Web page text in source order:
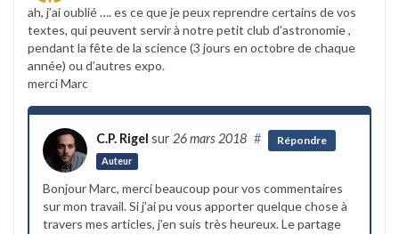
ah, j’ai oublié …. es ce que je peux reprendre certains de vos
textes, qui peuvent servir à notre petit club d’astronomie ,
pendant la fête de la science (3 jours en octobre de chaque
année) ou d’autres expo.
merci Marc
C.P. Rigel sur 26 mars 2018
Auteur
# Répondre
Bonjour Marc, merci beaucoup pour vos commentaires
sur mon travail. Si j’ai pu vous apporter quelque chose à
travers mes articles, j’en suis très heureux. Le partage